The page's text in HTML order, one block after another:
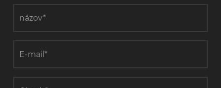
regulácia
úspory
energie.